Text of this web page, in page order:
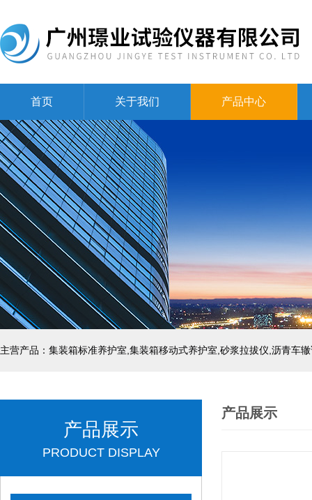
首页 关于我们 产品中心
主营产品：集装箱标准养护室,集装箱移动式养护室,砂浆拉拔仪,沥青车
产品展示
PRODUCT DISPLAY
产品展示